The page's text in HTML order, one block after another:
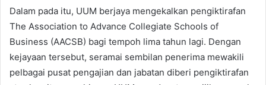
Dalam pada itu, UUM berjaya mengekalkan pengiktirafan
The Association to Advance Collegiate Schools of
Business (AACSB) bagi tempoh lima tahun lagi. Dengan
kejayaan tersebut, seramai sembilan penerima mewakili
pelbagai pusat pengajian dan jabatan diberi pengiktirafan